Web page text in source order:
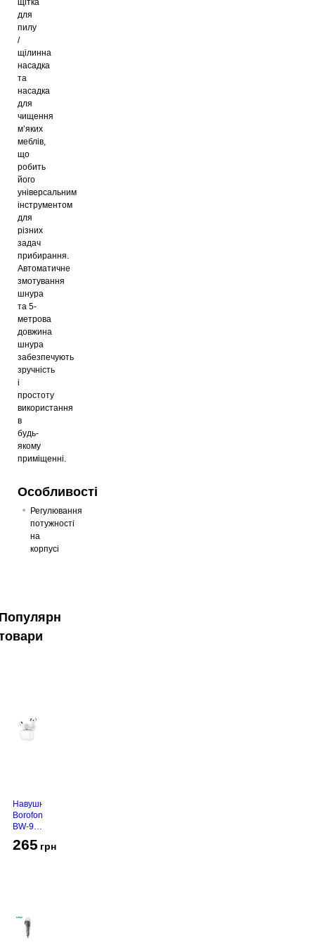
для
пилу
/
щілинна
насадка
та
насадка
для
чищення
м’яких
меблів,
що
робить
його
універсальним
інструментом
для
різних
задач
прибирання.
Автоматичне
змотування
шнура
та 5-
метрова
довжина
шнура
забезпечують
зручність
і
простоту
використання
в
будь-
якому
приміщенні.
Особливості
Регулювання
потужності
на
корпусі
Навушники
Borofone
BW-94
265 грн